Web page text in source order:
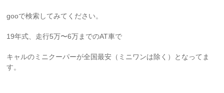
gooで検索してみてください。
19年式、走行5万〜6万までのAT車で
キャルのミニクーパーが全国最安（ミニワンは除く）となってま
す。